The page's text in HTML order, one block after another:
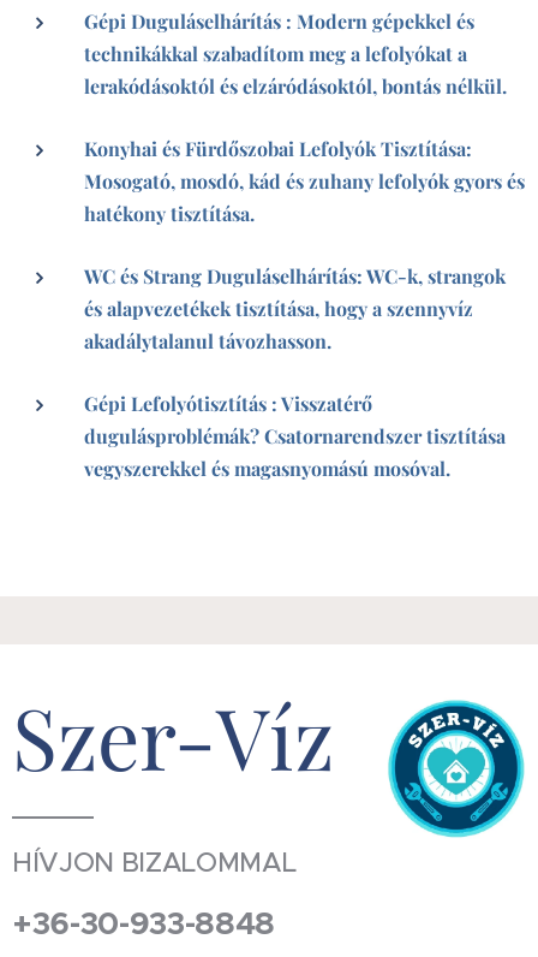
Gépi Duguláselhárítás : Modern gépekkel és
technikákkal szabadítom meg a lefolyókat a
lerakódásoktól és elzáródásoktól, bontás nélkül.
Konyhai és Fürdőszobai Lefolyók Tisztítása:
Mosogató, mosdó, kád és zuhany lefolyók gyors és
hatékony tisztítása.
WC és Strang Duguláselhárítás: WC-k, strangok
és alapvezetékek tisztítása, hogy a szennyvíz
akadálytalanul távozhasson.
Gépi Lefolyótisztítás : Visszatérő
dugulásproblémák? Csatornarendszer tisztítása
vegyszerekkel és magasnyomású mosóval.
Szer-Víz
HÍVJON BIZALOMMAL
+36-30-933-8848